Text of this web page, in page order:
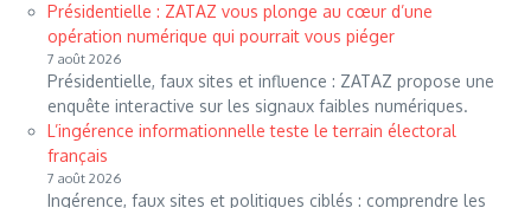
Présidentielle : ZATAZ vous plonge au cœur d’une
opération numérique qui pourrait vous piéger
7 août 2026
Présidentielle, faux sites et influence : ZATAZ propose une
enquête interactive sur les signaux faibles numériques.
L’ingérence informationnelle teste le terrain électoral
français
7 août 2026
Ingérence, faux sites et politiques ciblés : comprendre les